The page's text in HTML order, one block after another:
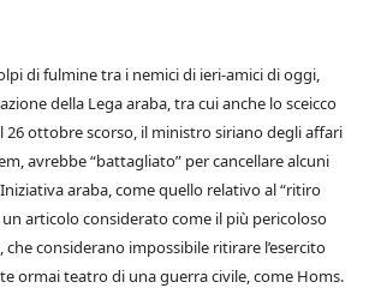
di fulmine tra i nemici di ieri-amici di oggi,
della Lega araba, tra cui anche lo sceicco
26 ottobre scorso, il ministro siriano degli affari
avrebbe “battagliato” per cancellare alcuni
araba, come quello relativo al “ritiro
un articolo considerato come il più pericoloso
considerano impossibile ritirare l’esercito
ormai teatro di una guerra civile, come Homs.